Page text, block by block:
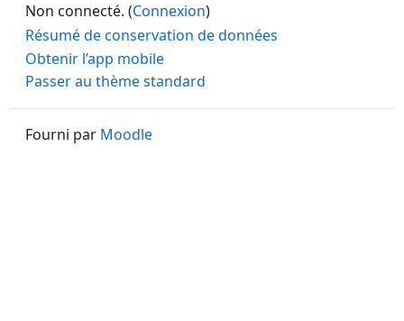
Non connecté. (Connexion)
Résumé de conservation de données
Obtenir l’app mobile
Passer au thème standard
Fourni par Moodle